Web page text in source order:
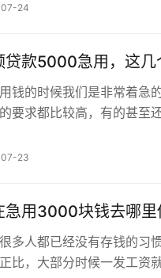
24
贷款5000急用，这几
钱的时候我们是非常着急
要求都比较高，有的甚至
23
急用3000块钱去哪
多人都已经没有存钱的习
比，大部分时候一发工资